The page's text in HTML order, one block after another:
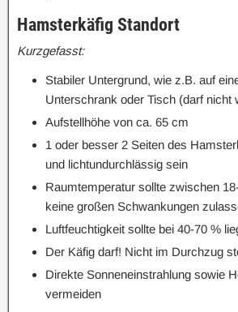
Hamsterkäfig Standort
Kurzgefasst:
Stabiler Untergrund, wie z.B. auf
Unterschrank oder Tisch (darf nicht
Aufstellhöhe von ca. 65 cm
1 oder besser 2 Seiten des
und lichtundurchlässig sein
Raumtemperatur sollte zwischen
keine großen Schwankungen
Luftfeuchtigkeit sollte bei 40-70 %
Der Käfig darf! Nicht im Durchzug
Direkte Sonneneinstrahlung sowie
vermeiden